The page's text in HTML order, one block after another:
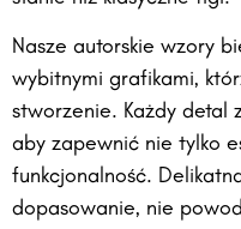
Nasze autorskie wzory
wybitnymi grafikami,
stworzenie. Każdy detal
aby zapewnić nie tylko
funkcjonalność.
dopasowanie, nie